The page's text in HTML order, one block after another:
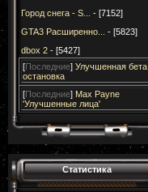
Город снега - S...
- [7152]
GTA3 Расширенно...
- [5823]
dbox 2 - [5427]
[Последние] Улучшенная бета
остановка
[Последние] Max Payne
'Улучшенные лица'
Статистика